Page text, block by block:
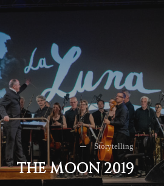
Storytelling
THE MOON 2019